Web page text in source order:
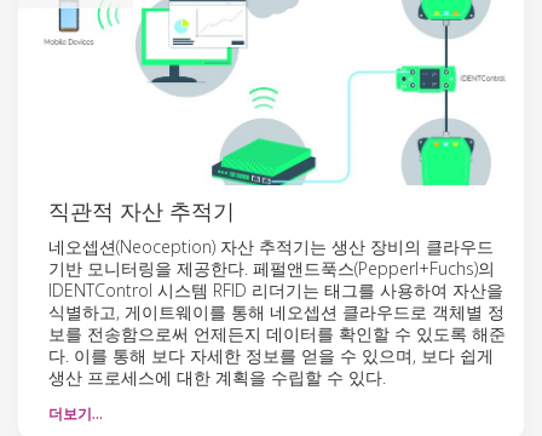
직관적 자산 추적기
네오셉션(Neoception) 자산 추적기는 생산 장비의 클라우드
기반 모니터링을 제공한다. 페펄앤드푹스(Pepperl+Fuchs)의
IDENTControl 시스템 RFID 리더기는 태그를 사용하여 자산을
식별하고, 게이트웨이를 통해 네오셉션 클라우드로 객체별 정
보를 전송함으로써 언제든지 데이터를 확인할 수 있도록 해준
다. 이를 통해 보다 자세한 정보를 얻을 수 있으며, 보다 쉽게
생산 프로세스에 대한 계획을 수립할 수 있다.
더보기…